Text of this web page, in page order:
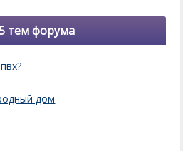
тем форума
дом